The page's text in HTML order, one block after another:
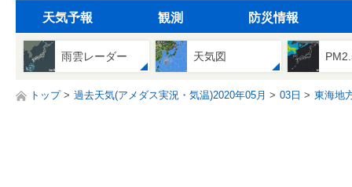
天気予報 観測 防災情報
雨雲レーダー 天気図
トップ 過去天気(アメダス実況・気温)2020年05月 03日 東海地